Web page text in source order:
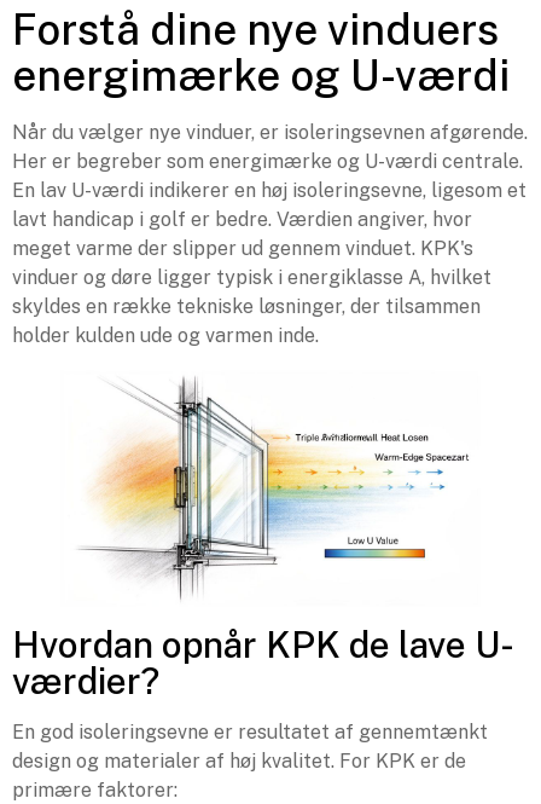
Forstå dine nye vinduers
energimærke og U-værdi
Når du vælger nye vinduer, er isoleringsevnen afgørende.
Her er begreber som energimærke og U-værdi centrale.
En lav U-værdi indikerer en høj isoleringsevne, ligesom et
lavt handicap i golf er bedre. Værdien angiver, hvor
meget varme der slipper ud gennem vinduet. KPK's
vinduer og døre ligger typisk i energiklasse A, hvilket
skyldes en række tekniske løsninger, der tilsammen
holder kulden ude og varmen inde.
Hvordan opnår KPK de lave U-
værdier?
En god isoleringsevne er resultatet af gennemtænkt
design og materialer af høj kvalitet. For KPK er de
primære faktorer: